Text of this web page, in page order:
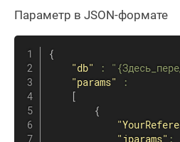
Параметр в JSON-формате
{
"db"
:
"params"
:
[
{
"jparams" :